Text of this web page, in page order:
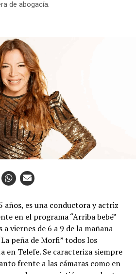
de abogacía.
años, es una conductora y actriz
en el programa “Arriba bebé”
a viernes de 6 a 9 de la mañana
peña de Morfi” todos los
en Telefe. Se caracteriza siempre
frente a las cámaras como en